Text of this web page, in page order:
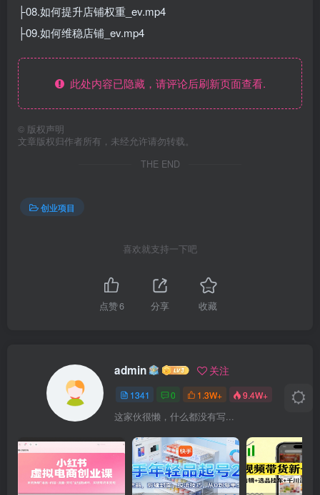
├08.如何提升店铺权重_ev.mp4
├09.如何维稳店铺_ev.mp4
此处内容已隐藏，请评论后刷新页面查看.
© 版权声明
文章版权归作者所有，未经允许请勿转载。
THE END
创业项目
喜欢就支持一下吧
点赞6 分享 收藏
admin 关注
1341 0 1.3W+ 9.4W+
这家伙很懒，什么都没有写...